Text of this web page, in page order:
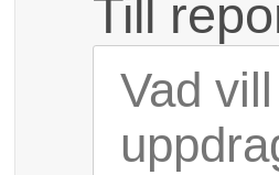
Till